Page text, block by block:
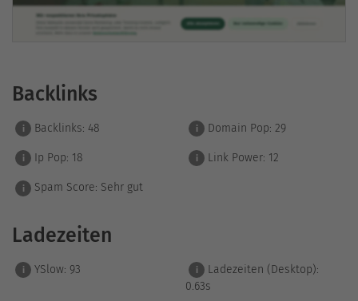
Backlinks
i Backlinks: 48 i Domain Pop: 29
i Ip Pop: 18 i Link Power: 12
i Spam Score: Sehr gut
Ladezeiten
i YSlow: 93 i
Ladezeiten (Desktop):
0.63s